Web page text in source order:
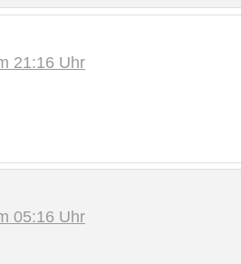
21:16 Uhr
05:16 Uhr